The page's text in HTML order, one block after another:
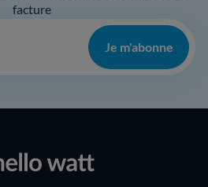
facture
Je m'abonne